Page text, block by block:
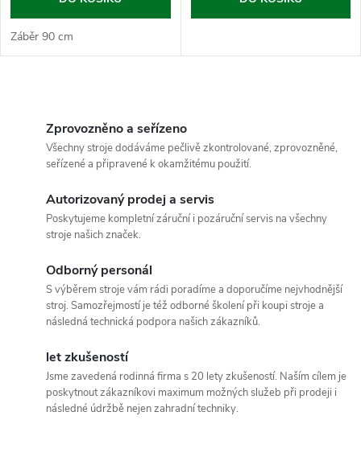
Záběr 90 cm
Zprovozněno a seřízeno
Všechny stroje dodáváme pečlivě zkontrolované, zprovozněné,
seřízené a připravené k okamžitému použití.
Autorizovaný prodej a servis
Poskytujeme kompletní záruční i pozáruční servis na všechny
stroje našich značek.
Odborný personál
S výběrem stroje vám rádi poradíme a doporučíme nejvhodnější
stroj. Samozřejmostí je též odborné školení při koupi stroje a
následná technická podpora našich zákazníků.
let zkušeností
Jsme zavedená rodinná firma s 20 lety zkušeností. Naším cílem je
poskytnout zákazníkovi maximum možných služeb při prodeji i
následné údržbě nejen zahradní techniky.